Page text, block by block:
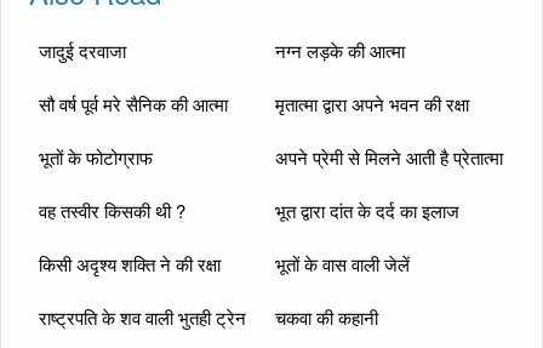
जादुई दरवाजा नग्न लड़के की आत्मा
सौ वर्ष पूर्व मरे सैनिक की आत्मा मृतात्मा द्वारा अपने भवन की रक्षा
भूतों के फोटोग्राफ अपने प्रेमी से मिलने आती है प्रेतात्मा
वह तस्वीर किसकी थी ? भूत द्वारा दांत के दर्द का इलाज
किसी अदृश्य शक्ति ने की रक्षा भूतों के वास वाली जेलें
राष्ट्रपति के शव वाली भुतही ट्रेन चकवा की कहानी